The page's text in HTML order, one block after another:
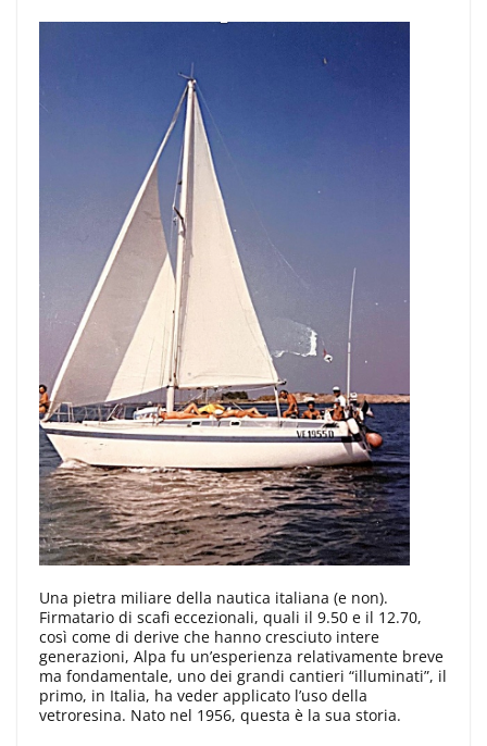
Una pietra miliare della nautica italiana (e non).
Firmatario di scafi eccezionali, quali il 9.50 e il 12.70,
così come di derive che hanno cresciuto intere
generazioni, Alpa fu un’esperienza relativamente breve
ma fondamentale, uno dei grandi cantieri “illuminati”, il
primo, in Italia, ha veder applicato l’uso della
vetroresina. Nato nel 1956, questa è la sua storia.